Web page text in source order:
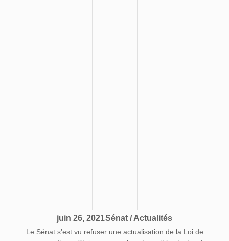
juin 26, 2021Sénat / Actualités
Le Sénat s’est vu refuser une actualisation de la Loi de